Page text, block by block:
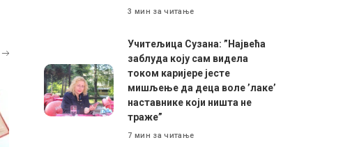
3 мин за читање
Учитељица Сузана: ”Највећа
заблуда коју сам видела
током каријере јесте
мишљење да деца воле ’лаке’
наставнике који ништа не
траже”
7 мин за читање